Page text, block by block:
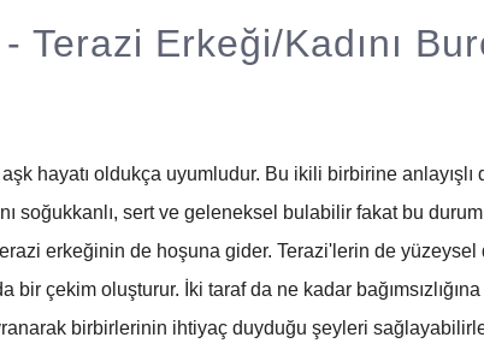
Terazi Erkeği/Kadını
hayatı oldukça uyumludur. Bu ikili birbirine
soğukkanlı, sert ve geleneksel bulabilir fakat bu
erkeğinin de hoşuna gider. Terazi'lerin de
bir çekim oluşturur. İki taraf da ne kadar
birbirlerinin ihtiyaç duyduğu şeyleri